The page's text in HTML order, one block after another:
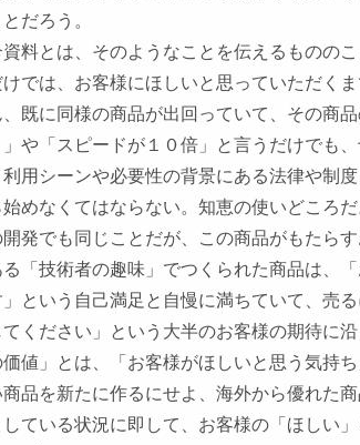
だろう。
料とは、そのようなことを伝えるものの
では、お客様にほしいと思っていただくま
既に同様の商品が出回っていて、その商
や「スピードが１０倍」と言うだけでも
利用シーンや必要性の背景にある法律や制
めなくてはならない。知恵の使いどころだ
発でも同じことだが、この商品がもたら
「技術者の趣味」でつくられた商品は、
」という自己満足と自慢に満ちていて、売
ください」という大半のお客様の期待に沿
価値」とは、「お客様がほしいと思う気持ち
品を新たに作るにせよ、海外から優れた
している状況に即して、お客様の「ほしい